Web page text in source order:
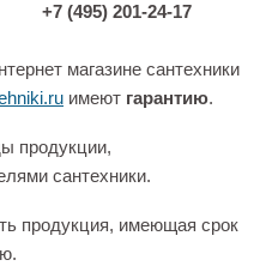
+7 (495) 201-24-17
магазине сантехники
имеют гарантию.
продукции,
сантехники.
продукция, имеющая срок